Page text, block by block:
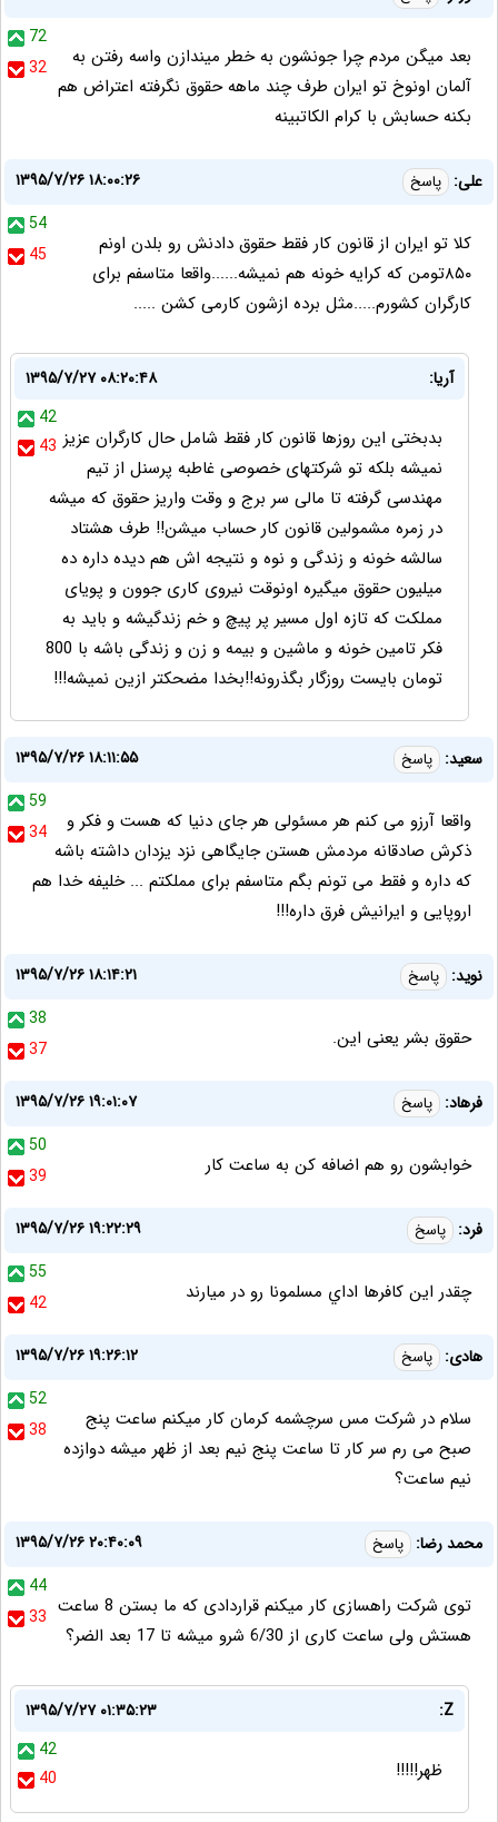
72
32
بعد میگن مردم چرا جونشون به خطر میندازن واسه رفتن به
آلمان اونوخ تو ایران طرف چند ماهه حقوق نگرفته اعتراض هم
بکنه حسابش با کرام الکاتبینه
علی: پاسخ
۱۳۹۵/۷/۲۶ ۱۸:۰۰:۲۶
54
45
کلا تو ایران از قانون کار فقط حقوق دادنش رو بلدن اونم
۸۵۰تومن که کرایه خونه هم نمیشه......واقعا متاسفم برای
کارگران کشورم.....مثل برده ازشون کارمی کشن .....
آریا:
۱۳۹۵/۷/۲۷ ۰۸:۲۰:۴۸
42
43 بدبختی این روزها قانون کار فقط شامل حال کارگران عزیز
نمیشه بلکه تو شرکتهای خصوصی غاطبه پرسنل از تیم
مهندسی گرفته تا مالی سر برج و وقت واریز حقوق که میشه
در زمره مشمولین قانون کار حساب میشن!! طرف هشتاد
سالشه خونه و زندگی و نوه و نتیجه اش هم دیده داره ده
میلیون حقوق میگیره اونوقت نیروی کاری جوون و پویای
مملکت که تازه اول مسیر پر پیچ و خم زندگیشه و باید به
فکر تامین خونه و ماشین و بیمه و زن و زندگی باشه با 800
تومان بایست روزگار بگذرونه!!بخدا مضحکتر ازین نمیشه!!!
سعید: پاسخ
۱۳۹۵/۷/۲۶ ۱۸:۱۱:۵۵
59
34
واقعا آرزو می کنم هر مسئولی هر جای دنیا که هست و فکر و
ذکرش صادقانه مردمش هستن جایگاهی نزد یزدان داشته باشه
که داره و فقط می تونم بگم متاسفم برای مملکتم ... خلیفه خدا هم
اروپایی و ایرانیش فرق داره!!!
نوید: پاسخ
۱۳۹۵/۷/۲۶ ۱۸:۱۴:۲۱
38
37
حقوق بشر یعنی این.
فرهاد: پاسخ
۱۳۹۵/۷/۲۶ ۱۹:۰۱:۰۷
50
39
خوابشون رو هم اضافه کن به ساعت کار
فرد: پاسخ
۱۳۹۵/۷/۲۶ ۱۹:۲۲:۲۹
55
42
چقدر اين كافرها اداي مسلمونا رو در ميارند
هادی: پاسخ
۱۳۹۵/۷/۲۶ ۱۹:۲۶:۱۲
52
38
سلام در شرکت مس سرچشمه کرمان کار میکنم ساعت پنج
صبح می رم سر کار تا ساعت پنج نیم بعد از ظهر میشه دوازده
نیم ساعت؟
محمد رضا: پاسخ
۱۳۹۵/۷/۲۶ ۲۰:۴۰:۰۹
44
33 توی شرکت راهسازی کار میکنم قراردادی که ما بستن 8 ساعت
هستش ولی ساعت کاری از 6/30 شرو میشه تا 17 بعد الضر؟
Z:
۱۳۹۵/۷/۲۷ ۰۱:۳۵:۲۳
42
40
ظهر!!!!!